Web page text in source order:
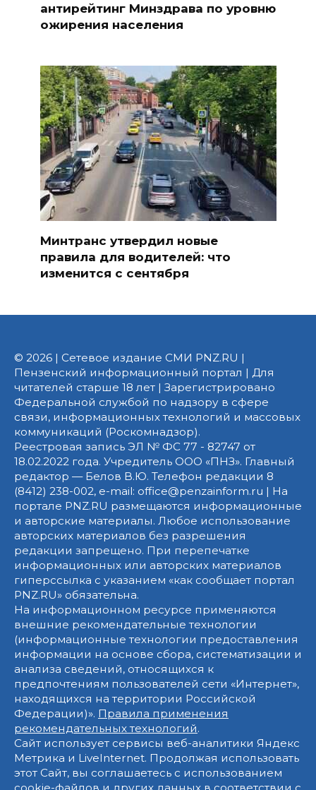
антирейтинг Минздрава по уровню
ожирения населения
Минтранс утвердил новые
правила для водителей: что
изменится с сентября
© 2026 | Сетевое издание СМИ PNZ.RU |
Пензенский информационный портал | Для
читателей старше 18 лет | Зарегистрировано
Федеральной службой по надзору в сфере
связи, информационных технологий и массовых
коммуникаций (Роскомнадзор).
Реестровая запись ЭЛ № ФС 77 - 82747 от
18.02.2022 года. Учредитель ООО «ПНЗ». Главный
редактор — Белов В.Ю. Телефон редакции 8
(8412) 238-002, e-mail: office@penzainform.ru | На
портале PNZ.RU размещаются информационные
и авторские материалы. Любое использование
авторских материалов без разрешения
редакции запрещено. При перепечатке
информационных или авторских материалов
гиперссылка с указанием «как сообщает портал
PNZ.RU» обязательна.
На информационном ресурсе применяются
внешние рекомендательные технологии
(информационные технологии предоставления
информации на основе сбора, систематизации и
анализа сведений, относящихся к
предпочтениям пользователей сети «Интернет»,
находящихся на территории Российской
Федерации)». Правила применения
рекомендательных технологий.
Сайт использует сервисы веб-аналитики Яндекс
Метрика и LiveInternet. Продолжая использовать
этот Сайт, вы соглашаетесь с использованием